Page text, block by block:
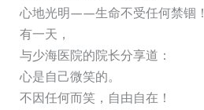
心地光明——生命不受任何禁锢！
有一天，
与少海医院的院长分享道：
心是自己微笑的。
不因任何而笑，自由自在！